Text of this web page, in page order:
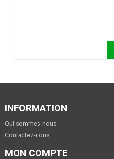
INFORMATION
Qui sommes-nous
Contactez-nous
MON COMPTE